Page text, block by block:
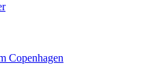
Copenhagen